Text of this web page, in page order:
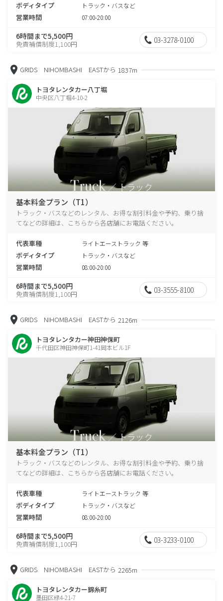
ボディタイプ トラック・バスなど
営業時間 07:00-20:00
6時間まで5,500円
免責補償制度1,100円 03-3278-0100
GRIDS NIHOMBASHI EASTから 1837m
トヨタレンタカー八丁堀
中央区八丁堀4-10-2
基本料金プラン（T1）
トラック・バスなどのレンタル、お得な割引料金や予約、乗り捨
てなどの詳細は、こちらから各店舗にお電話ください。
代表車種 ライトエーストラック 等
ボディタイプ トラック・バスなど
営業時間 08:00-20:00
6時間まで5,500円
免責補償制度1,100円 03-3555-8100
GRIDS NIHOMBASHI EASTから 2126m
トヨタレンタカー神田神保町
千代田区神田神保町1-41岡本ビル1F
基本料金プラン（T1）
トラック・バスなどのレンタル、お得な割引料金や予約、乗り捨
てなどの詳細は、こちらから各店舗にお電話ください。
代表車種 ライトエーストラック 等
ボディタイプ トラック・バスなど
営業時間 08:00-20:00
6時間まで5,500円
免責補償制度1,100円 03-3233-0100
GRIDS NIHOMBASHI EASTから 2265m
トヨタレンタカー錦糸町
墨田区緑4-21-7